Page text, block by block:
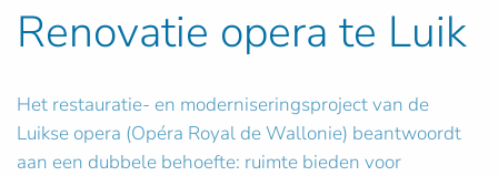
Renovatie opera te Luik
Het restauratie- en moderniseringsproject van de
Luikse opera (Opéra Royal de Wallonie) beantwoordt
aan een dubbele behoefte: ruimte bieden voor